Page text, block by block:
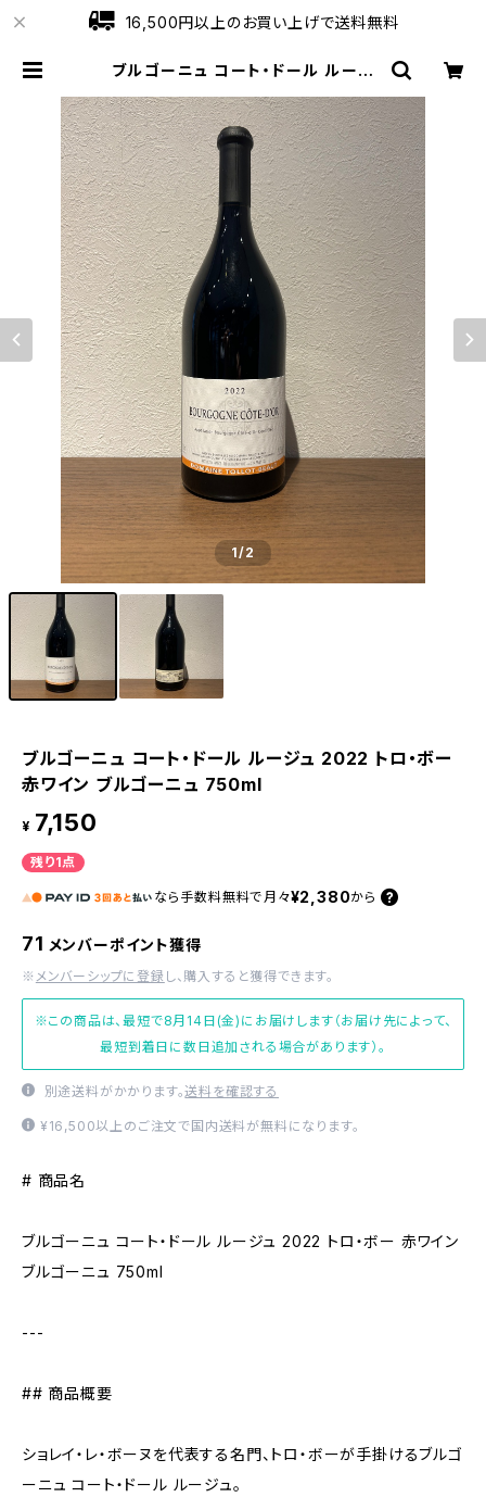
16,500円以上のお買い上げで送料無料
ブルゴーニュ コート・ドール ルージ
ーニュ 750ml | ワインショップロー
ブ
1/2
ブルゴーニュ コート・ドール ルージュ 2022 トロ・ボー
赤ワイン ブルゴーニュ 750ml
¥ 7,150
残り1点
なら 手数料無料で 月々¥2,380から
71 メンバーポイント獲得
※ メンバーシップに登録 し、購入すると獲得できます。
※この商品は、最短で8月14日(金)にお届けします（お届け先によって、
最短到着日に数日追加される場合があります）。
別途送料がかかります。送料を確認する
¥16,500以上のご注文で国内送料が無料になります。
# 商品名
ブルゴーニュ コート・ドール ルージュ 2022 トロ・ボー 赤ワイン
ブルゴーニュ 750ml
---
## 商品概要
ショレイ・レ・ボーヌを代表する名門、トロ・ボーが手掛けるブルゴ
ーニュ コート・ドール ルージュ。